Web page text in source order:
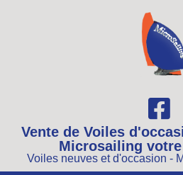
Vente de Voiles
Microsailing
Voiles neuves et d'occasion -